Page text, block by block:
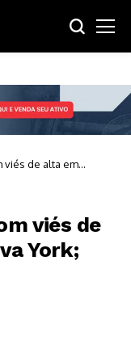
viés de alta em
interno cai
viés de
York;